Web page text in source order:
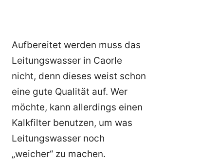
Aufbereitet werden muss das
Leitungswasser in Caorle
nicht, denn dieses weist schon
eine gute Qualität auf. Wer
möchte, kann allerdings einen
Kalkfilter benutzen, um was
Leitungswasser noch
„weicher“ zu machen.